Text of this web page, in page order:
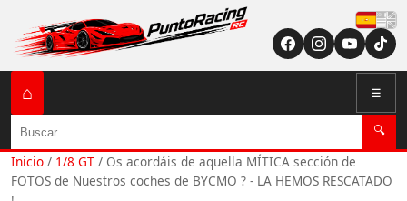
⌂ ☰
Buscar 🔍
Inicio / 1/8 GT / Os acordáis de aquella MÍTICA sección de
FOTOS de Nuestros coches de BYCMO ? - LA HEMOS RESCATADO